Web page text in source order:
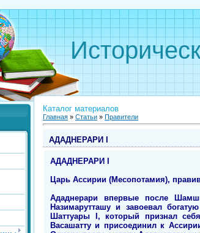
Каталог материалов
Главная » Статьи » Правители
АДАДНЕРАРИ I
АДАДНЕРАРИ I
Царь Ассирии (Месопотамия),
Ададнерари впервые после
Назимарутташу и завоевал
Шаттуары I, который признал
Васашатту и присоединил к